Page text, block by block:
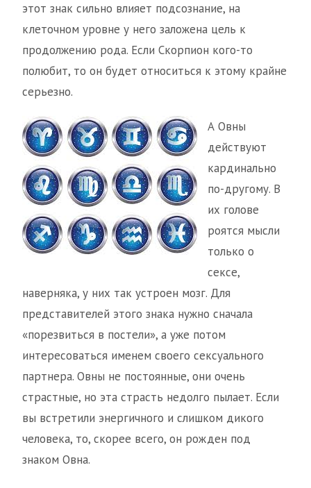
этот знак сильно влияет подсознание, на
клеточном уровне у него заложена цель к
продолжению рода. Если Скорпион кого-то
полюбит, то он будет относиться к этому крайне
серьезно.
А Овны
действуют
кардинально
по-другому. В
их голове
роятся мысли
только о
сексе,
наверняка, у них так устроен мозг. Для
представителей этого знака нужно сначала
«порезвиться в постели», а уже потом
интересоваться именем своего сексуального
партнера. Овны не постоянные, они очень
страстные, но эта страсть недолго пылает. Если
вы встретили энергичного и слишком дикого
человека, то, скорее всего, он рожден под
знаком Овна.